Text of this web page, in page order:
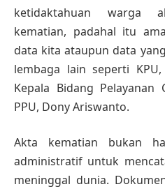
ketidaktahuan warga
kematian, padahal itu
data kita ataupun data
lembaga lain seperti
Kepala Bidang Pelayanan
PPU, Dony Ariswanto.
Akta kematian bukan
administratif untuk
meninggal dunia.